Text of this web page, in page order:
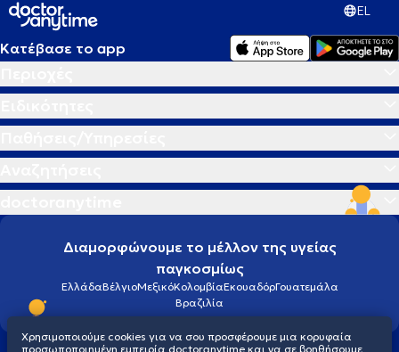
EL
Κατέβασε το app
Διαμορφώνουμε το μέλλον της υγείας
παγκοσμίως
ΕλλάδαΒέλγιοΜεξικόΚολομβίαΕκουαδόρΓουατεμάλα
Βραζιλία
Χρησιμοποιούμε cookies για να σου προσφέρουμε μια κορυφαία
προσωποποιημένη εμπειρία doctoranytime και να σε βοηθήσουμε